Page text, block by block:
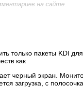
на сайте.
только пакеты KDI
как
черный экран.
загрузка, с